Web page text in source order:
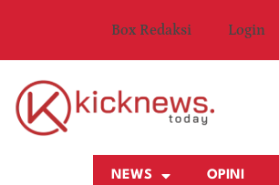
Box Redaksi Login
NEWS OPINI